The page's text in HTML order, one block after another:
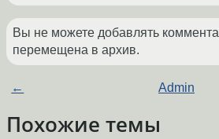
Вы не можете добавлять
перемещена в архив.
← Admin
Похожие темы